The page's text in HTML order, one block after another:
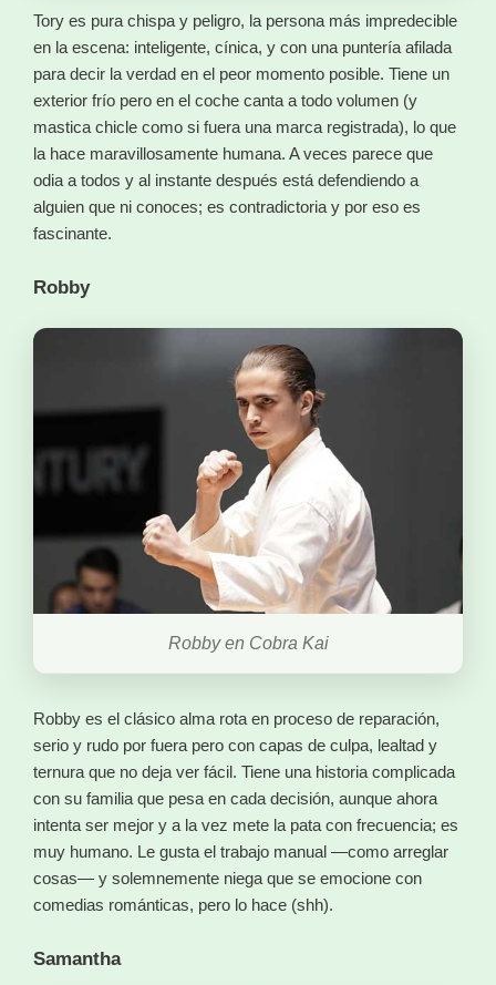
Tory es pura chispa y peligro, la persona más impredecible
en la escena: inteligente, cínica, y con una puntería afilada
para decir la verdad en el peor momento posible. Tiene un
exterior frío pero en el coche canta a todo volumen (y
mastica chicle como si fuera una marca registrada), lo que
la hace maravillosamente humana. A veces parece que
odia a todos y al instante después está defendiendo a
alguien que ni conoces; es contradictoria y por eso es
fascinante.
Robby
Robby en Cobra Kai
Robby es el clásico alma rota en proceso de reparación,
serio y rudo por fuera pero con capas de culpa, lealtad y
ternura que no deja ver fácil. Tiene una historia complicada
con su familia que pesa en cada decisión, aunque ahora
intenta ser mejor y a la vez mete la pata con frecuencia; es
muy humano. Le gusta el trabajo manual —como arreglar
cosas— y solemnemente niega que se emocione con
comedias románticas, pero lo hace (shh).
Samantha